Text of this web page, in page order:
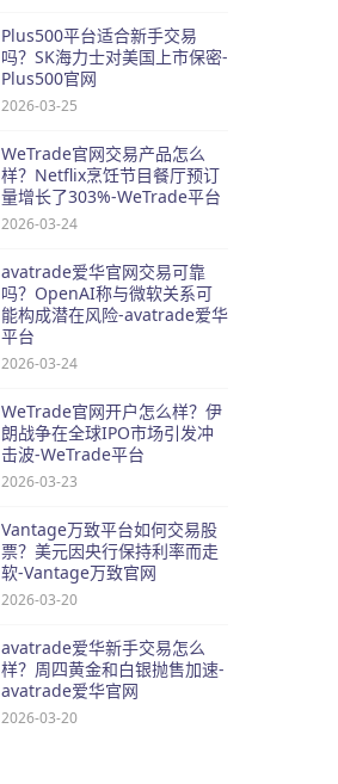
Plus500平台适合新手交易
吗？SK海力士对美国上市保密-
Plus500官网
2026-03-25
WeTrade官网交易产品怎么
样？Netflix烹饪节目餐厅预订
量增长了303%-WeTrade平台
2026-03-24
avatrade爱华官网交易可靠
吗？OpenAI称与微软关系可
能构成潜在风险-avatrade爱华
平台
2026-03-24
WeTrade官网开户怎么样？伊
朗战争在全球IPO市场引发冲
击波-WeTrade平台
2026-03-23
Vantage万致平台如何交易股
票？美元因央行保持利率而走
软-Vantage万致官网
2026-03-20
avatrade爱华新手交易怎么
样？周四黄金和白银抛售加速-
avatrade爱华官网
2026-03-20